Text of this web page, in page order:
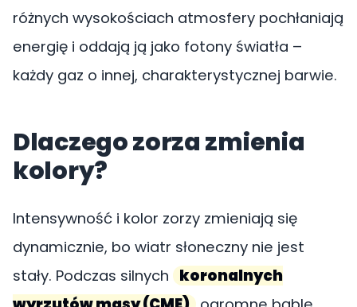
różnych wysokościach atmosfery pochłaniają
energię i oddają ją jako fotony światła –
każdy gaz o innej, charakterystycznej barwie.
Dlaczego zorza zmienia
kolory?
Intensywność i kolor zorzy zmieniają się
dynamicznie, bo wiatr słoneczny nie jest
stały. Podczas silnych koronalnych